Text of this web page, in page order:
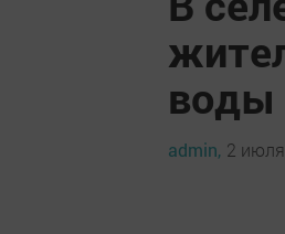
воды
admin, 2